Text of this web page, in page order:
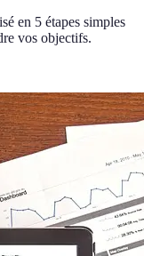
en 5 étapes simples
vos objectifs.